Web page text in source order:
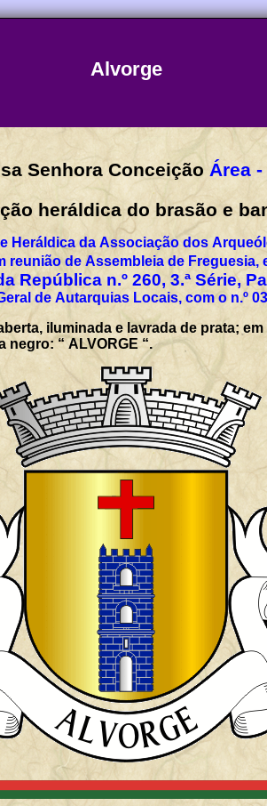
Alvorge
Senhora Conceição Área -
Ordenação heráldica do brasão e
Heráldica da Associação dos
reunião de Assembleia de Freguesia,
República n.º 260, 3.ª Série,
de Autarquias Locais, com o n.º
iluminada e lavrada de prata;
negro: “ ALVORGE “.